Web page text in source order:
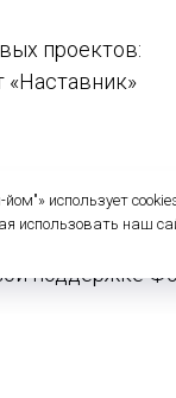
использует
использовать наш
проектов:
«Наставник»
поддержке